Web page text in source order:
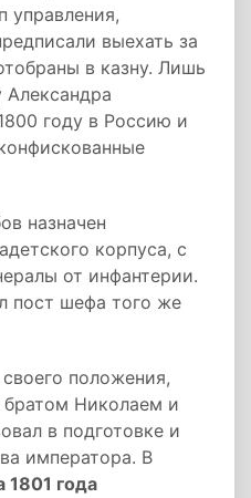
управления,
выехать за
в казну. Лишь
Александра
году в Россию и
назначен
корпуса, с
от инфантерии.
пост шефа того же
положения,
братом Николаем и
в подготовке и
императора. В
1801 года